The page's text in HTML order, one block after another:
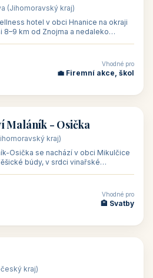
(Jihomoravský kraj)
hotel v obci Hnanice na okraji
8–9 km od Znojma a nedaleko
Vhodné pro
💼 Firemní akce, škol
Maláník - Osička
kraj)
Osička se nachází v obci Mikulčice
búdy, v srdci vinařské
Vhodné pro
🏨 Svatby
kraj)